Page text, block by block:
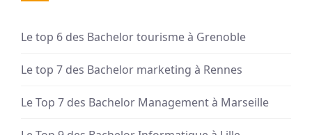
Le top 6 des Bachelor tourisme à Grenoble
Le top 7 des Bachelor marketing à Rennes
Le Top 7 des Bachelor Management à Marseille